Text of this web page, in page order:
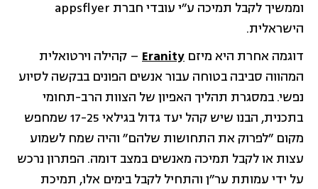
וממשיך לקבל תמיכה ע״י עובדי חברת appsflyer
הישראלית.
דוגמה אחרת היא מיזם Eranity – קהילה וירטואלית
המהווה סביבה בטוחה עבור אנשים הפונים בבקשה לסיוע
נפשי. במסגרת תהליך האפיון של הצוות הרב-תחומי
בתכנית, הבנו שיש קהל יעד גדול בגילאי 17-25 שמחפש
מקום ״לפרוק את התחושות שלהם״ והיה שמח לשמוע
עצות או לקבל תמיכה מאנשים במצב דומה. הפתרון נרכש
על ידי עמותת ער״ן והתחיל לקבל בימים אלו, תמיכת